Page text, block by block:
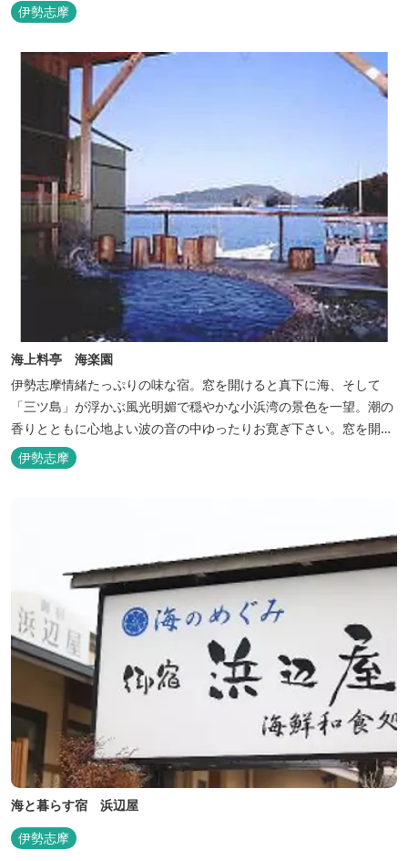
伊勢志摩
海上料亭 海楽園
伊勢志摩情緒たっぷりの味な宿。窓を開けると真下に海、そして
「三ツ島」が浮かぶ風光明媚で穏やかな小浜湾の景色を一望。潮の
香りとともに心地よい波の音の中ゆったりお寛ぎ下さい。窓を開け
浴衣姿でのんびり太公望！ 部屋から釣りができる「座敷釣り」は当
館ならではの名物。（貸しざお／エサ付要予約） 海水温泉露天風呂
伊勢志摩
海と暮らす宿 浜辺屋
伊勢志摩